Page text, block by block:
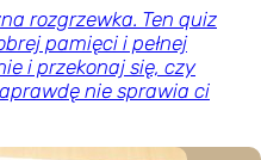
rozgrzewka. Ten quiz
pamięci i pełnej
i przekonaj się, czy
nie sprawia ci